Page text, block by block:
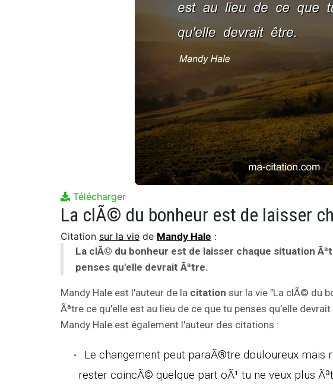
Télécharger
Citation sur la vie de Mandy Hale :
La clÃ© du bonheur est de laisser chaque situation
penses qu'elle devrait Ãªtre.
Mandy Hale est l'auteur de la citation sur la vie "La clÃ© du
Ãªtre ce qu'elle est au lieu de ce que tu penses qu'elle devrait
Mandy Hale est également l'auteur des citations :
Le changement peut paraÃ®tre douloureux mais
rester coincÃ© quelque part oÃ¹ tu ne veux plus